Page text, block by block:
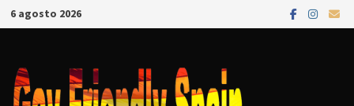
6 agosto 2026